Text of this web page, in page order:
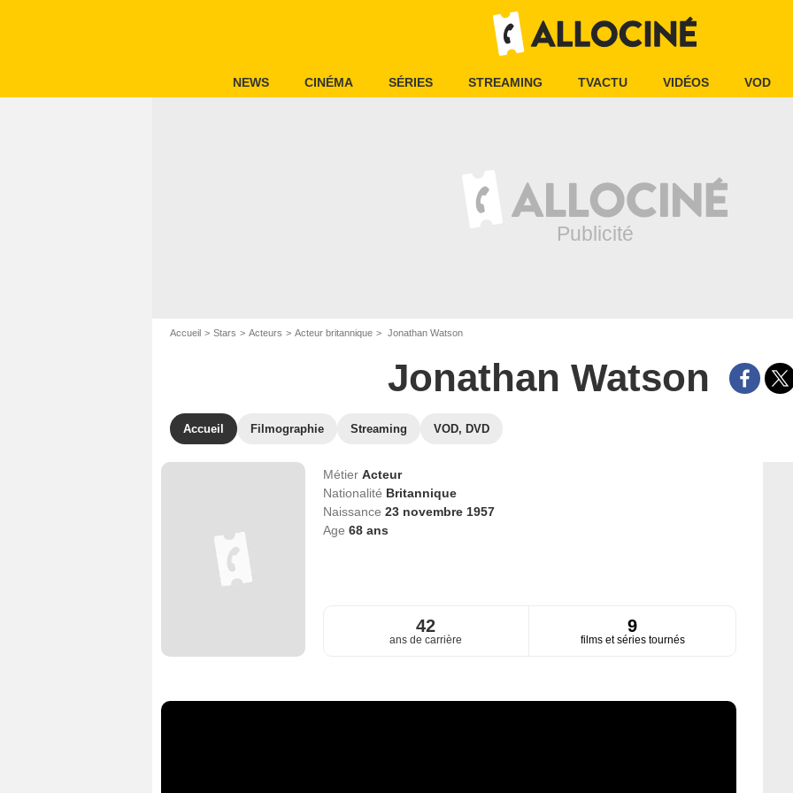
NEWS CINÉMA SÉRIES STREAMING TVACTU VIDÉOS VOD
Accueil Stars Acteurs Acteur britannique Jonathan Watson
Jonathan Watson
Accueil Filmographie Streaming VOD, DVD
Métier Acteur
Nationalité Britannique
Naissance 23 novembre 1957
Age 68ans
42
ans de carrière
9
films et séries tournés